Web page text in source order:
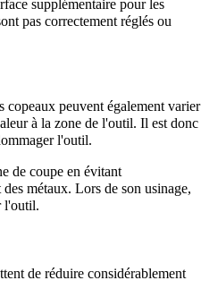
supplémentaire pour les
pas correctement réglés ou
peuvent également varier
à la zone de l'outil. Il est donc
l'outil.
de coupe en évitant
métaux. Lors de son usinage,
l'outil.
de réduire considérablement